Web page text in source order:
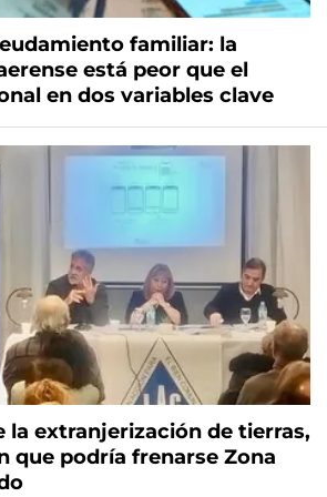
familiar: la
está peor que el
en dos variables clave
la extranjerización de tierras,
que podría frenarse Zona